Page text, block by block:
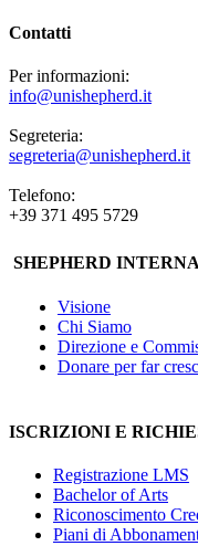
Contatti
Per informazioni:
info@unishepherd.it
Segreteria:
segreteria@unishepherd.it
Telefono:
+39 371 495 5729
SHEPHERD
Visione
Chi Siamo
Direzione e
Donare per far
ISCRIZIONI E
Registrazione LMS
Bachelor of Arts
Riconoscimento
Piani di